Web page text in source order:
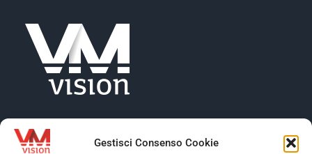
Gestisci Consenso Cookie
NEWS
AZIENDA
CONTATTI